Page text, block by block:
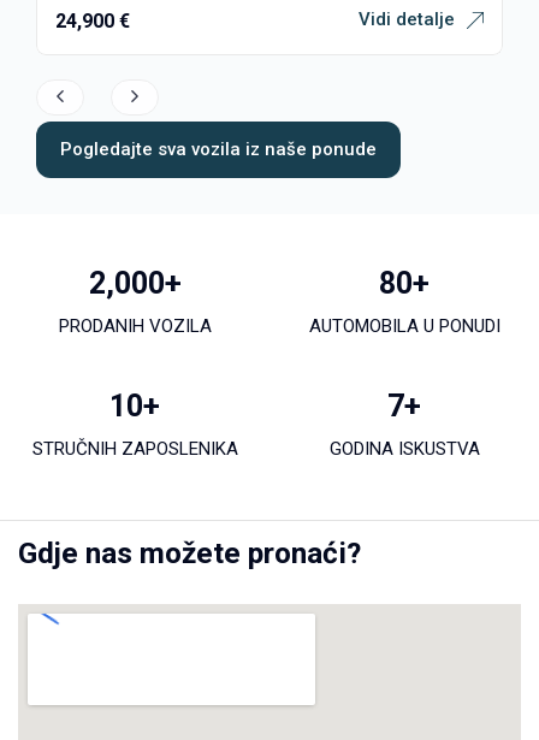
24,900 € Vidi detalje
Pogledajte sva vozila iz naše ponude
PRODANIH VOZILA
2,000+
AUTOMOBILA U PONUDI
80+
STRUČNIH ZAPOSLENIKA
10+
GODINA ISKUSTVA
7+
Gdje nas možete pronaći?